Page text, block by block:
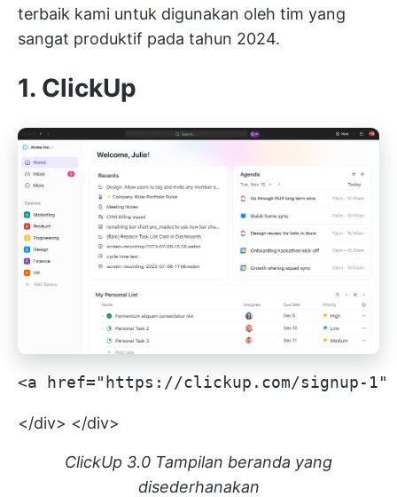
terbaik kami untuk digunakan oleh tim yang
sangat produktif pada tahun 2024.
1. ClickUp
<a href="https://clickup.com/signup-1"
</div> </div>
ClickUp 3.0 Tampilan beranda yang
disederhanakan